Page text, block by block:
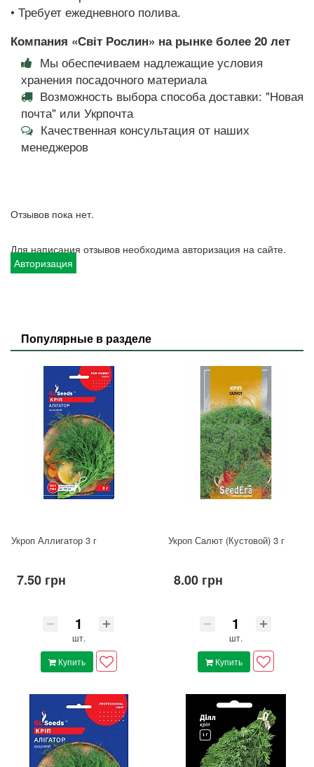
• Требует ежедневного полива.
Компания «Світ Рослин» на рынке более 20 лет
Мы обеспечиваем надлежащие условия
хранения посадочного материала
Возможность выбора способа доставки: "Новая
почта" или Укрпочта
Качественная консультация от наших
менеджеров
Отзывов пока нет.
Для написания отзывов необходима авторизация на сайте.
Авторизация
Популярные в разделе
Укроп Аллигатор 3 г
7.50 грн
шт.
Купить
Укроп Салют (Кустовой) 3 г
8.00 грн
шт.
Купить